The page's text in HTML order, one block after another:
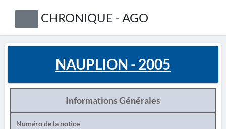
CHRONIQUE - AGO
NAUPLION - 2005
Informations Générales
Numéro de la notice